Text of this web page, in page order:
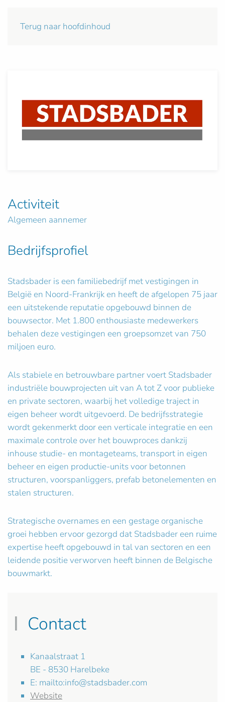
Terug naar hoofdinhoud
Activiteit
Algemeen aannemer
Bedrijfsprofiel
Stadsbader is een familiebedrijf met vestigingen in
België en Noord-Frankrijk en heeft de afgelopen 75 jaar
een uitstekende reputatie opgebouwd binnen de
bouwsector. Met 1.800 enthousiaste medewerkers
behalen deze vestigingen een groepsomzet van 750
miljoen euro.
Als stabiele en betrouwbare partner voert Stadsbader
industriële bouwprojecten uit van A tot Z voor publieke
en private sectoren, waarbij het volledige traject in
eigen beheer wordt uitgevoerd. De bedrijfsstrategie
wordt gekenmerkt door een verticale integratie en een
maximale controle over het bouwproces dankzij
inhouse studie- en montageteams, transport in eigen
beheer en eigen productie-units voor betonnen
structuren, voorspanliggers, prefab betonelementen en
stalen structuren.
Strategische overnames en een gestage organische
groei hebben ervoor gezorgd dat Stadsbader een ruime
expertise heeft opgebouwd in tal van sectoren en een
leidende positie verworven heeft binnen de Belgische
bouwmarkt.
Contact
Kanaalstraat 1
BE - 8530 Harelbeke
E: mailto:info@stadsbader.com
Website